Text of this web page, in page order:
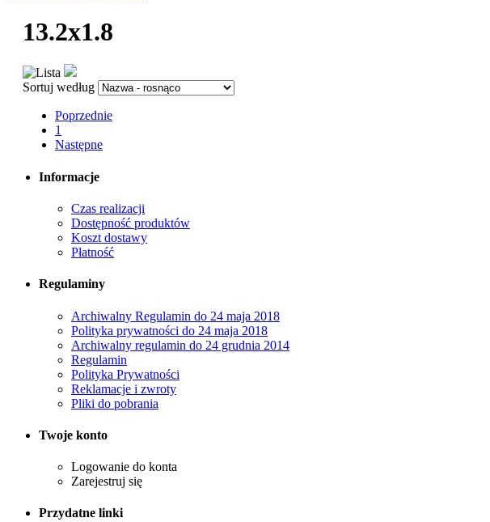
13.2x1.8
Sortuj według
Poprzednie
1
Następne
Informacje
Czas realizacji
Dostępność produktów
Koszt dostawy
Płatność
Regulaminy
Archiwalny Regulamin do 24 maja 2018
Polityka prywatności do 24 maja 2018
Archiwalny regulamin do 24 grudnia 2014
Regulamin
Polityka Prywatności
Reklamacje i zwroty
Pliki do pobrania
Twoje konto
Logowanie do konta
Zarejestruj się
Przydatne linki